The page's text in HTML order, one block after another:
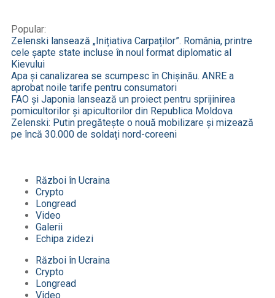
Popular:
Zelenski lansează „Inițiativa Carpaților”. România, printre
cele șapte state incluse în noul format diplomatic al
Kievului
Apa și canalizarea se scumpesc în Chișinău. ANRE a
aprobat noile tarife pentru consumatori
FAO și Japonia lansează un proiect pentru sprijinirea
pomicultorilor și apicultorilor din Republica Moldova
Zelenski: Putin pregătește o nouă mobilizare și mizează
pe încă 30.000 de soldați nord-coreeni
Război în Ucraina
Crypto
Longread
Video
Galerii
Echipa zidezi
Război în Ucraina
Crypto
Longread
Video